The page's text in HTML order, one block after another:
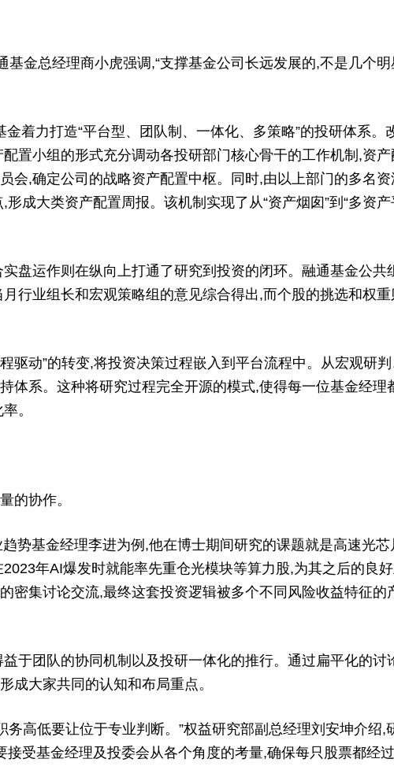
金总经理商小虎强调,“支撑基金公司长远发展的,不是几个
力打造“平台型、团队制、一体化、多策略”的投研体系。
置小组的形式充分调动各投研部门核心骨干的工作机制,资产
会,确定公司的战略资产配置中枢。同时,由以上部门的多名
成大类资产配置周报。该机制实现了从“资产烟囱”到“多资产
运作则在纵向上打通了研究到投资的闭环。融通基金公共
行业组长和宏观策略组的意见综合得出,而个股的挑选和权
动”的转变,将投资决策过程嵌入到平台流程中。从宏观研
体系。这种将研究过程完全开源的模式,使得每一位基金经理
。
协作。
基金经理李进为例,他在博士期间研究的课题就是高速光芯
年AI爆发时就能率先重仓光模块等算力股,为其之后的良
密集讨论交流,最终这套投资逻辑被多个不同风险收益特征
团队的协同机制以及投研一体化的推行。通过扁平化的讨
成大家共同的认知和布局重点。
低要让位于专业判断。”权益研究部副总经理刘安坤介绍,
受基金经理及投委会从各个角度的考量,确保每只股票都经